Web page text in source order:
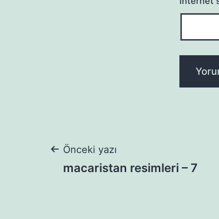
Yazı
Önceki yazı
macaristan resimleri – 7